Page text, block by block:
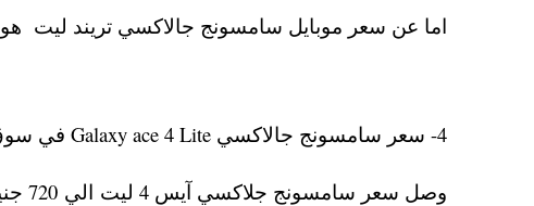
اما عن سعر موبايل سامسونج جالاكسي تريند ليت هو 720 جنيهًا بالضمان
4- سعر سامسونج جالاكسي Galaxy ace 4 Lite في سوق الموبايلات المصرية
وصل سعر سامسونج جلاكسي آيس 4 ليت الي 720 جنيه.